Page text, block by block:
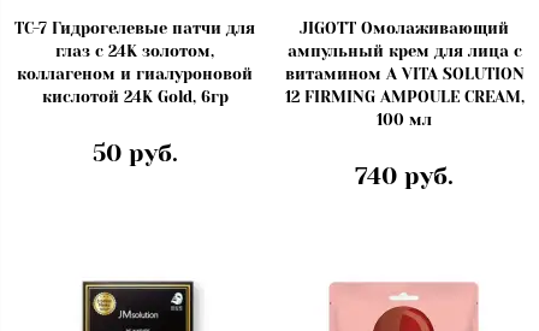
TC-7 Гидрогелевые патчи для
глаз с 24K золотом,
коллагеном и гиалуроновой
кислотой 24K Gold, 6гр
50 руб.
JIGOTT Омолаживающий
ампульный крем для лица с
витамином А VITA SOLUTION
12 FIRMING AMPOULE CREAM,
100 мл
740 руб.